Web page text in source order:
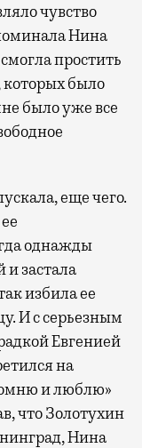
чувство
Нина
простить
которых было
было уже все
еще чего.
однажды
застала
избила ее
И с серьезным
Евгенией
на
и люблю»
что Золотухин
Нина